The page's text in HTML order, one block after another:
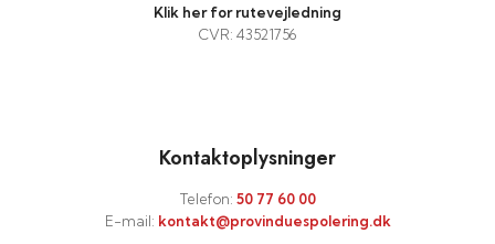
Klik her for rutevejledning
CVR: 43521756
Kontaktoplysninger
Telefon: 50 77 60 00
E-mail: kontakt@provinduespolering.dk